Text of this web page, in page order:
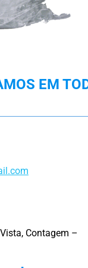
EM
Contagem –